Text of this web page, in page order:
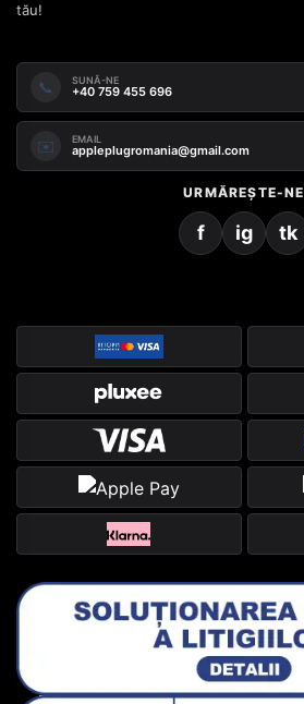
tău!
📞 SUNĂ-NE
+40 759 455 696
✉️ EMAIL
appleplugromania@gmail.com
URMĂREȘTE-NE
f ig tk